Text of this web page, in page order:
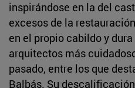
inspirándose en la del
excesos de la
en el propio cabildo y
arquitectos más
pasado, entre los que
Balbás. Su